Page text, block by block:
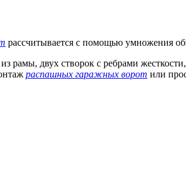
рассчитывается с помощью умножения
рамы, двух створок с ребрами
распашных гаражных ворот или